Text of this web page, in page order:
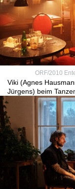
ORF/2010
Viki (Agnes
Jürgens) beim